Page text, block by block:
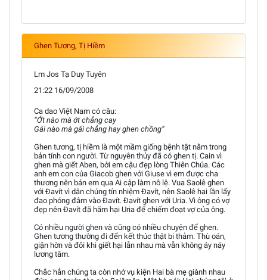
Ghen Tương, Tị Hiềm
Lm Jos Tạ Duy Tuyên
21:22 16/09/2008
Ca dao Việt Nam có câu:
“Ớt nào mà ớt chẳng cay
Gái nào mà gái chẳng hay ghen chồng”
Ghen tương, tị hiềm là một mầm giống bệnh tật nằm trong
bản tính con người. Từ nguyên thủy đã có ghen tị. Cain vì
ghen mà giết Aben, bởi em cậu đẹp lòng Thiên Chúa. Các
anh em con của Giacob ghen với Giuse vì em được cha
thương nên bán em qua Ai cập làm nô lệ. Vua Saolê ghen
với Đavít vì dân chúng tín nhiệm Đavít, nên Saolê hai lần lấy
đao phóng đâm vào Đavít. Đavít ghen với Uria. Vì ông có vợ
đẹp nên Đavít đã hãm hại Uria để chiếm đoạt vợ của ông.
Có nhiều người ghen và cũng có nhiều chuyện để ghen.
Ghen tương thường đi đến kết thúc thật bi thảm. Thù oán,
giận hờn và đôi khi giết hại lẫn nhau mà vẫn không áy náy
lương tâm.
Chắc hẳn chúng ta còn nhớ vụ kiện Hai bà mẹ giành nhau